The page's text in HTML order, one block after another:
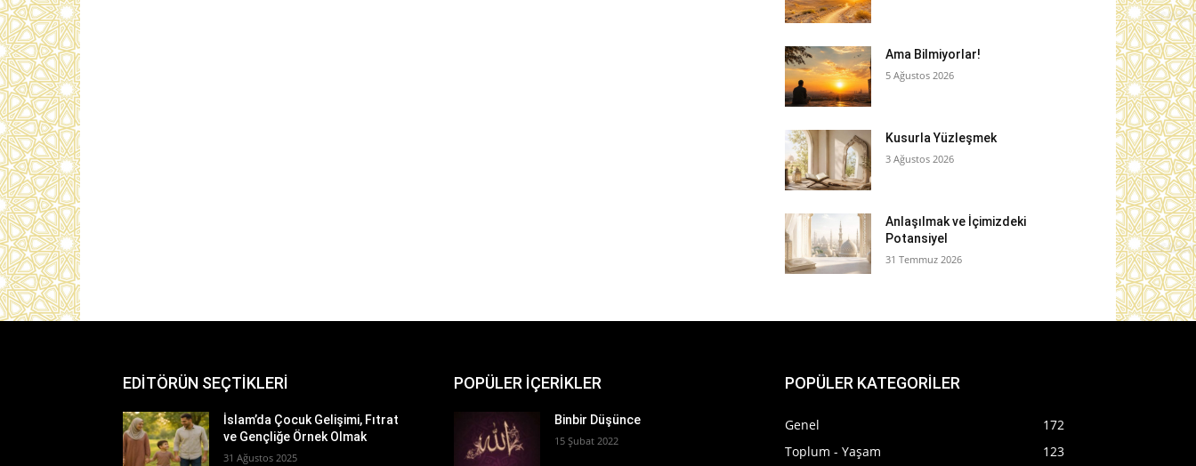
Ama Bilmiyorlar!
5 Ağustos 2026
Kusurla Yüzleşmek
3 Ağustos 2026
Anlaşılmak ve İçimizdeki
Potansiyel
31 Temmuz 2026
EDİTÖRÜN SEÇTİKLERİ
İslam’da Çocuk Gelişimi, Fıtrat
ve Gençliğe Örnek Olmak
31 Ağustos 2025
POPÜLER İÇERİKLER
Binbir Düşünce
15 Şubat 2022
POPÜLER KATEGORİLER
Genel
172
Toplum - Yaşam
123